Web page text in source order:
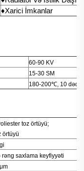
♦Xarici İmkanlar
60-90 KV
15-30 SM
180-200℃, 10
toz örtüyü;
örtüyü
rəng saxlama keyfiyyəti